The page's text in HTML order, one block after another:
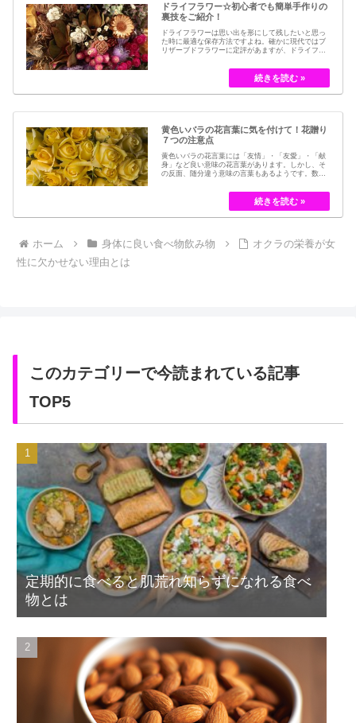
ドライフラワー☆初心者でも簡単手作りの
裏技をご紹介！
ドライフラワーは思い出を形にして残したいと思っ
た時に最適な保存方法ですよね。確かに現代ではブ
リザーブドフラワーに定評があますが、ドライフラ
とつです。結婚式のブーケなどに使われた花など、
今では押し花のサービスが有名ですが、昔はドライ
フラワーでも保存されてきました。30代以降の…
黄色いバラの花言葉に気を付けて！花贈り
７つの注意点
黄色いバラの花言葉には「友情」・「友愛」・「献
身」など良い意味の花言葉があります。しかし、そ
の反面、随分違う意味の言葉もあるようです。数多
ローズである「ハイブリット・ティー」の中には、
黄色のバラというのは、存在していませんでした。
しかし、フランスの園芸家ジョセフ・ペルネ＝デ…
ホーム 身体に良い食べ物飲み物
オクラの栄養が女
性に欠かせない理由とは
このカテゴリーで今読まれている記事
TOP5
定期的に食べると肌荒れ知らずになれる食べ
物とは